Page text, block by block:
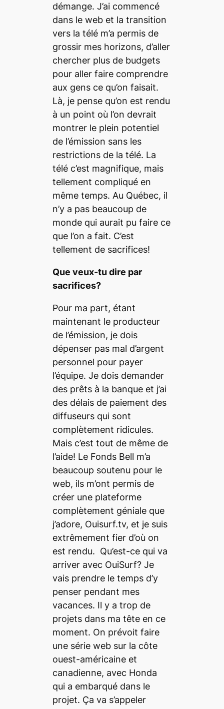
démange. J’ai commencé
dans le web et la transition
vers la télé m’a permis de
grossir mes horizons, d’aller
chercher plus de budgets
pour aller faire comprendre
aux gens ce qu’on faisait.
Là, je pense qu’on est rendu
à un point où l’on devrait
montrer le plein potentiel
de l’émission sans les
restrictions de la télé. La
télé c’est magnifique, mais
tellement compliqué en
même temps. Au Québec, il
n’y a pas beaucoup de
monde qui aurait pu faire ce
que l’on a fait. C’est
tellement de sacrifices!
Que veux-tu dire par
sacrifices?
Pour ma part, étant
maintenant le producteur
de l’émission, je dois
dépenser pas mal d’argent
personnel pour payer
l’équipe. Je dois demander
des prêts à la banque et j’ai
des délais de paiement des
diffuseurs qui sont
complètement ridicules.
Mais c’est tout de même de
l’aide! Le Fonds Bell m’a
beaucoup soutenu pour le
web, ils m’ont permis de
créer une plateforme
complètement géniale que
j’adore, Ouisurf.tv, et je suis
extrêmement fier d’où on
est rendu. Qu’est-ce qui va
arriver avec OuiSurf? Je
vais prendre le temps d’y
penser pendant mes
vacances. Il y a trop de
projets dans ma tête en ce
moment. On prévoit faire
une série web sur la côte
ouest-américaine et
canadienne, avec Honda
qui a embarqué dans le
projet. Ça va s’appeler